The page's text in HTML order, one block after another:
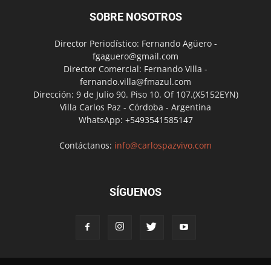
SOBRE NOSOTROS
Director Periodístico: Fernando Agüero -
fgaguero@gmail.com
Director Comercial: Fernando Villa -
fernando.villa@fmazul.com
Dirección: 9 de Julio 90. Piso 10. Of 107.(X5152EYN)
Villa Carlos Paz - Córdoba - Argentina
WhatsApp: +5493541585147
Contáctanos: info@carlospazvivo.com
SÍGUENOS